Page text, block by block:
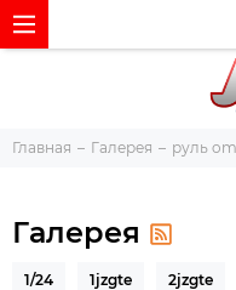
Главная Галерея руль
Галерея
1/24 1jzgte 2jzgte